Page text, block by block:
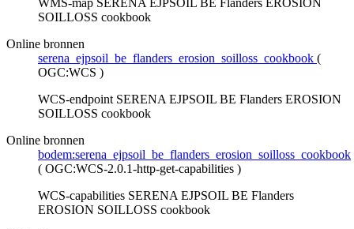
WMS-map SERENA EJPSOIL BE Flanders EROSION
SOILLOSS cookbook
Online bronnen
serena_ejpsoil_be_flanders_erosion_soilloss_cookbook (
OGC:WCS )
WCS-endpoint SERENA EJPSOIL BE Flanders EROSION
SOILLOSS cookbook
Online bronnen
bodem:serena_ejpsoil_be_flanders_erosion_soilloss_cookbook
( OGC:WCS-2.0.1-http-get-capabilities )
WCS-capabilities SERENA EJPSOIL BE Flanders
EROSION SOILLOSS cookbook